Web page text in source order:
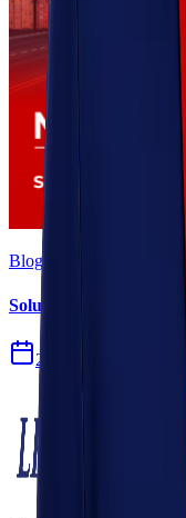
Blog
Solusi Logistik untuk
27 Jul 2026